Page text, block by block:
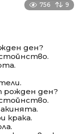
756 9
ден?
рожден ден?
крака.